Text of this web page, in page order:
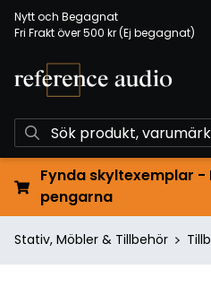
Nytt och Begagnat
Fri Frakt över 500 kr (Ej begagnat)
Fynda skyltexemplar -
pengarna
Stativ, Möbler & Tillbehör